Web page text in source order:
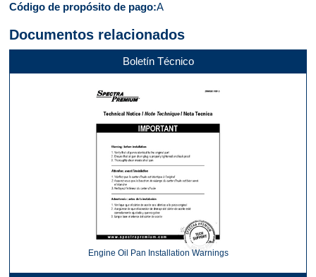
Código de propósito de pago A
Documentos relacionados
Boletín Técnico
Engine Oil Pan Installation Warnings